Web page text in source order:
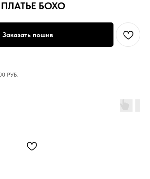
БОХО
Заказать пошив
РУБ.